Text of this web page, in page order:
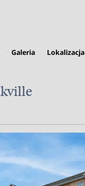
Galeria Lokalizacja